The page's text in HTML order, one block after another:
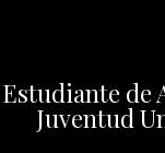
Estudiante de
Juventud